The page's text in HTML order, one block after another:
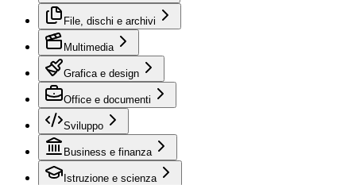
File, dischi e archivi
Multimedia
Grafica e design
Office e documenti
Sviluppo
Business e finanza
Istruzione e scienza